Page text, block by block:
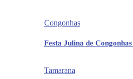
Congonhas
Festa Julina de
Tamarana